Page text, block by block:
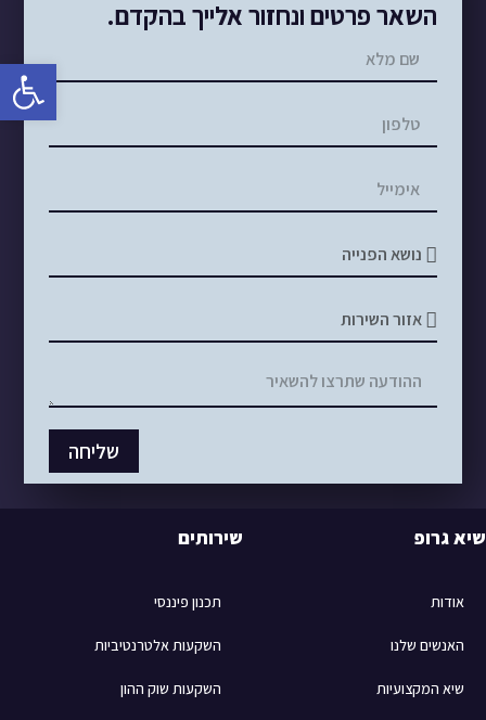
השאר פרטים ונחזור אלייך בהקדם.
שליחה
שיא גרופ
אודות
האנשים שלנו
שיא המקצועיות
שירותים
תכנון פיננסי
השקעות אלטרנטיביות
השקעות שוק ההון